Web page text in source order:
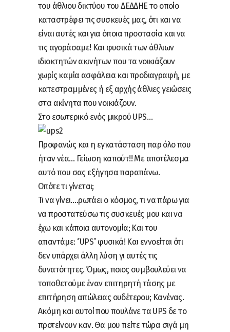
του άθλιου δικτύου του ΔΕΔΔΗΕ το οποίο
καταστρέφει τις συσκευές μας, ότι και να
είναι αυτές και για όποια προστασία και να
τις αγοράσαμε! Και φυσικά των άθλιων
ιδιοκτητών ακινήτων που τα νοικιάζουν
χωρίς καμία ασφάλεια και προδιαγραφή, με
κατεστραμμένες ή εξ αρχής άθλιες γειώσεις
στα ακίνητα που νοικιάζουν.
Στο εσωτερικό ενός μικρού UPS…
Προφανώς και η εγκατάσταση παρ όλο που
ήταν νέα… Γείωση καπούτ!! Με αποτέλεσμα
αυτό που σας εξήγησα παραπάνω.
Οπότε τι γίνεται;
Τι να γίνει….ρωτάει ο κόσμος, τι να πάρω για
να προστατεύσω τις συσκευές μου και να
έχω και κάποια αυτονομία; Και του
απαντάμε: ‘’UPS’’ φυσικά! Και εννοείται ότι
δεν υπάρχει άλλη λύση γι αυτές τις
δυνατότητες. Όμως, ποιος συμβουλεύει να
τοποθετούμε έναν επιτηρητή τάσης με
επιτήρηση απώλειας ουδέτερου; Κανένας.
Ακόμη και αυτοί που πουλάνε τα UPS δε το
προτείνουν καν. Θα μου πείτε τώρα σιγά μη